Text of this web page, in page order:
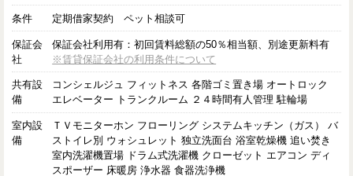
条件 定期借家契約 ペット相談可
保証会
社
保証会社利用有：初回賃料総額の50％相当額、別途更新料有
※賃貸保証会社の利用条件について
共有設
備
コンシェルジュ フィットネス 各階ゴミ置き場 オートロック
エレベーター トランクルーム ２４時間有人管理 駐輪場
室内設
備
ＴＶモニターホン フローリング システムキッチン（ガス） バ
ストイレ別 ウォシュレット 独立洗面台 浴室乾燥機 追い焚き
室内洗濯機置場 ドラム式洗濯機 クローゼット エアコン ディ
スポーザー 床暖房 浄水器 食器洗浄機